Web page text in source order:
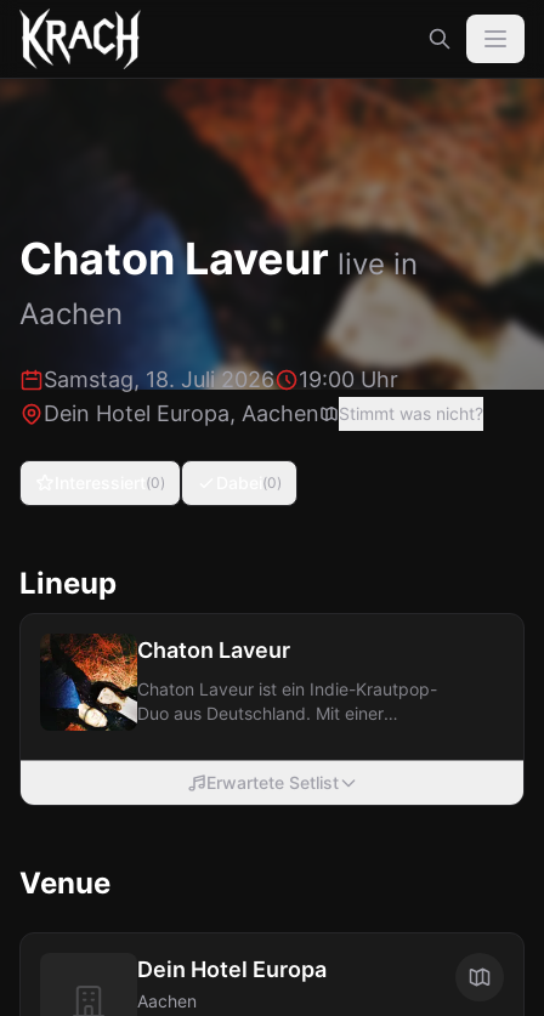
Chaton Laveur live in
Aachen
Samstag, 18. Juli 2026
19:00 Uhr
Dein Hotel Europa, Aachen Stimmt was nicht?
(0) (0)
Lineup
Chaton Laveur
Chaton Laveur ist ein Indie-Krautpop-
Duo aus Deutschland. Mit einer
Dream-Pop...
Erwartete Setlist
Venue
Dein Hotel Europa
Aachen